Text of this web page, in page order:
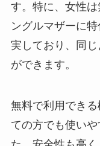
す。特に、女性
ングルマザーに
実しており、同
ができます。
無料で利用でき
ての方でも使い